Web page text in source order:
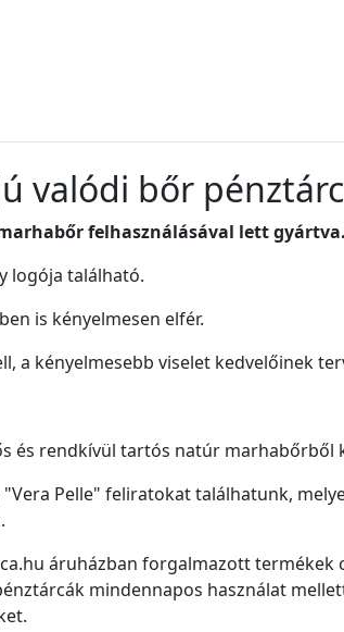
valódi bőr
felhasználásával lett gyártva.
logója található.
is kényelmesen elfér.
a kényelmesebb viselet kedvelőinek
és rendkívül tartós natúr marhabőrből
Pelle" feliratokat találhatunk,
áruházban forgalmazott termékek
mindennapos használat